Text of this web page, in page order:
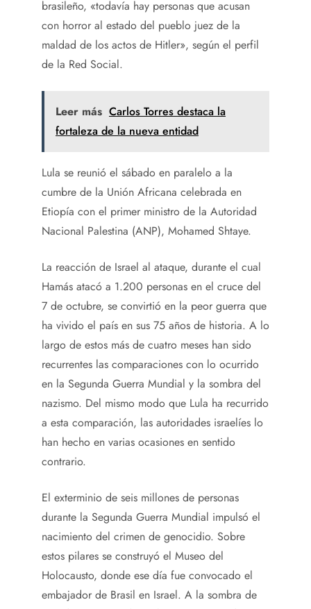
brasileño, «todavía hay personas que acusan
con horror al estado del pueblo juez de la
maldad de los actos de Hitler», según el perfil
de la Red Social.
Leer más Carlos Torres destaca la
fortaleza de la nueva entidad
Lula se reunió el sábado en paralelo a la
cumbre de la Unión Africana celebrada en
Etiopía con el primer ministro de la Autoridad
Nacional Palestina (ANP), Mohamed Shtaye.
La reacción de Israel al ataque, durante el cual
Hamás atacó a 1.200 personas en el cruce del
7 de octubre, se convirtió en la peor guerra que
ha vivido el país en sus 75 años de historia. A lo
largo de estos más de cuatro meses han sido
recurrentes las comparaciones con lo ocurrido
en la Segunda Guerra Mundial y la sombra del
nazismo. Del mismo modo que Lula ha recurrido
a esta comparación, las autoridades israelíes lo
han hecho en varias ocasiones en sentido
contrario.
El exterminio de seis millones de personas
durante la Segunda Guerra Mundial impulsó el
nacimiento del crimen de genocidio. Sobre
estos pilares se construyó el Museo del
Holocausto, donde ese día fue convocado el
embajador de Brasil en Israel. A la sombra de